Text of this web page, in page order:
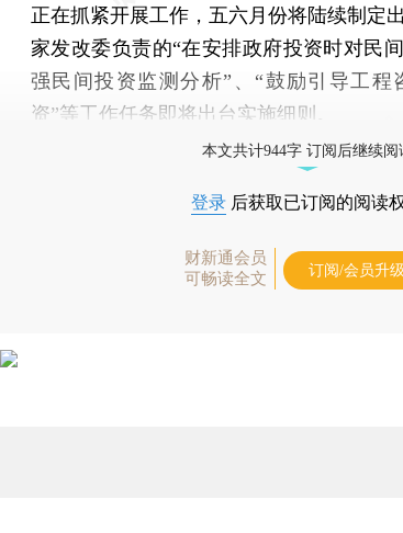
正在抓紧开展工作，五六月份将陆续制定
家发改委负责的“在安排政府投资时对民
强民间投资监测分析”、“鼓励引导工程
资”等工作任务即将出台实施细则。
本文共计944字 订阅后继续阅
登录 后获取已订阅的阅读
财新通会员
可畅读全文
订阅/会员升级